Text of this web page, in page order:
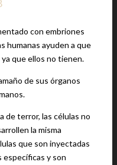
con embriones
humanas ayuden a que
que ellos no tienen.
de sus órganos
de terror, las células no
la misma
que son inyectadas
y son